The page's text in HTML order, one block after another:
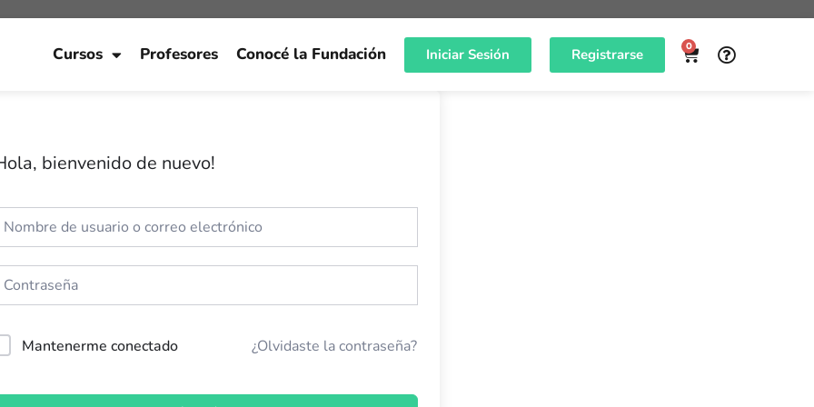
Cursos Profesores Conocé la Fundación Iniciar Sesión Registrarse 0
bienvenido de nuevo!
Mantenerme conectado ¿Olvidaste la contraseña?